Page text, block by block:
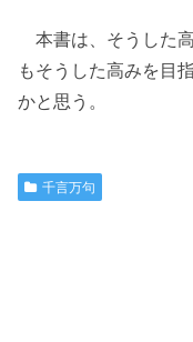
本書は、そうした
もそうした高みを目
かと思う。
千言万句